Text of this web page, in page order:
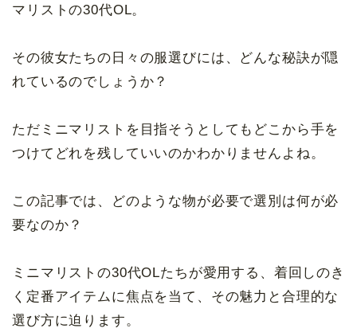
マリストの30代OL。
その彼女たちの日々の服選びには、どんな秘訣が隠
れているのでしょうか？
ただミニマリストを目指そうとしてもどこから手を
つけてどれを残していいのかわかりませんよね。
この記事では、どのような物が必要で選別は何が必
要なのか？
ミニマリストの30代OLたちが愛用する、着回しのき
く定番アイテムに焦点を当て、その魅力と合理的な
選び方に迫ります。